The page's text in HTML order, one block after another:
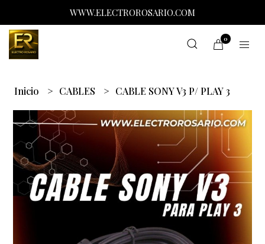
WWW.ELECTROROSARIO.COM
0
Inicio CABLES CABLE SONY V3 P/ PLAY 3